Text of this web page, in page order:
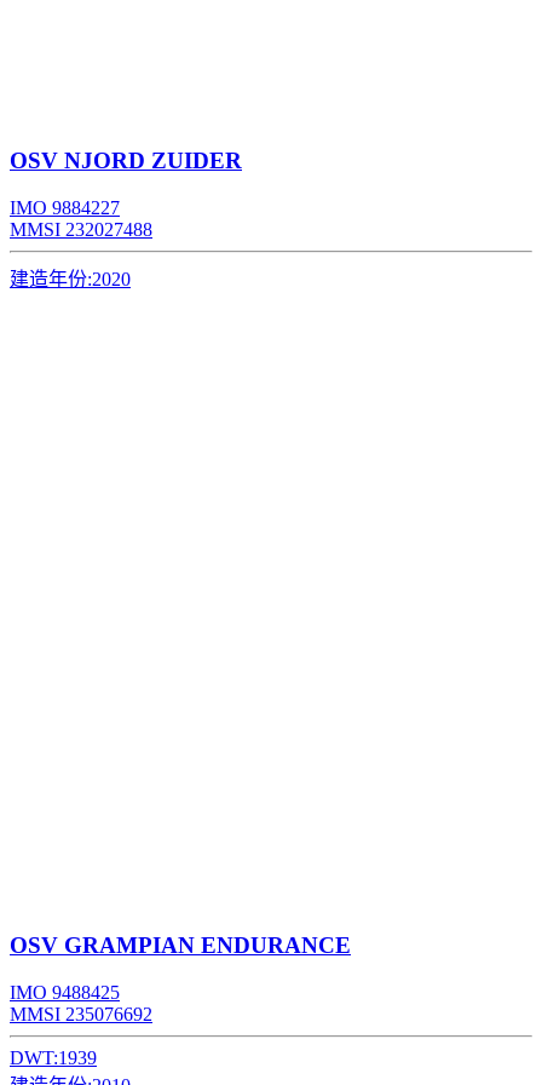
OSV NJORD ZUIDER
IMO 9884227
MMSI 232027488
建造年份:2020
OSV GRAMPIAN ENDURANCE
IMO 9488425
MMSI 235076692
DWT:1939